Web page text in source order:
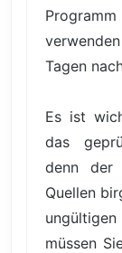
Tagen
Es ist
das
denn der
Quellen
müssen